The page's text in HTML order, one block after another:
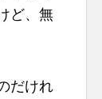
ど、無
だけれ